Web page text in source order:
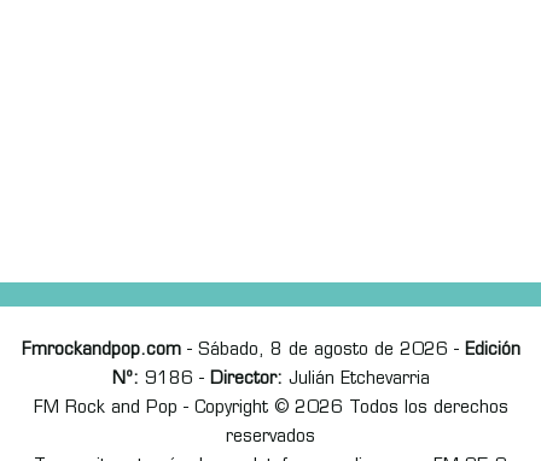
Fmrockandpop.com- Sábado, 8 de agosto de 2026 - Edición
Nº: 9186 - Director: Julián Etchevarria
FM Rock and Pop - Copyright © 2026 Todos los derechos
reservados